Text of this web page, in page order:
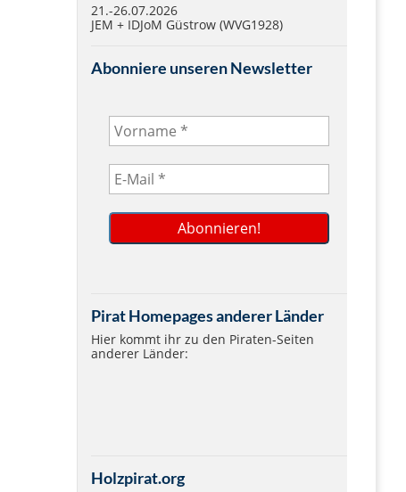
21.-26.07.2026
JEM + IDJoM Güstrow (WVG1928)
Abonniere unseren Newsletter
Pirat Homepages anderer Länder
Hier kommt ihr zu den Piraten-Seiten
anderer Länder:
Holzpirat.org